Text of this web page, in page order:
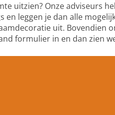
uitzien? Onze adviseurs
leggen je dan alle
uit. Bovendien
formulier in en dan zien